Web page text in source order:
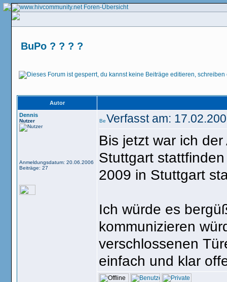
BuPo ? ? ? ?
Autor
Dennis
Nutzer
Anmeldungsdatum: 20.06.2006
Beiträge: 27
Verfasst am:
Bis jetzt war ich
Stuttgart
2009 in Stuttgart
Ich würde es
kommunizieren
verschlossenen
einfach und klar